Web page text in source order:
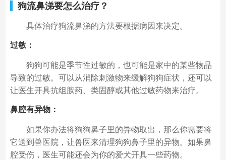
狗流鼻涕要怎么治疗？
具体治疗狗流鼻涕的方法要根据病因来决定。
过敏：
狗狗可能是季节性过敏的，也可能是家中的某些物品
导致的过敏。可以从消除刺激物来缓解狗狗症状，还可以
让医生开具抗组胺药、类固醇或其他过敏药物来治疗。
鼻腔有异物：
如果你办法将狗狗鼻子里的异物取出，那么你需要将
它送到兽医院，让兽医来清理狗狗鼻子里的异物。如果鼻
腔受伤，医生可能还会为你的爱犬开具一些药物。